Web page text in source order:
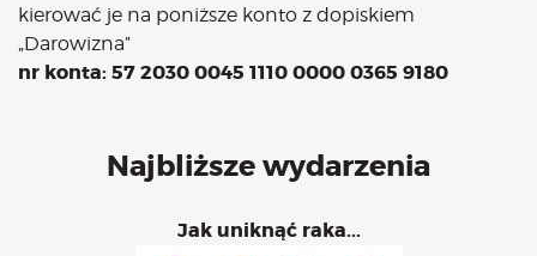
kierować je na poniższe konto z dopiskiem
„Darowizna”
nr konta: 57 2030 0045 1110 0000 0365 9180
Najbliższe wydarzenia
Jak uniknąć raka...